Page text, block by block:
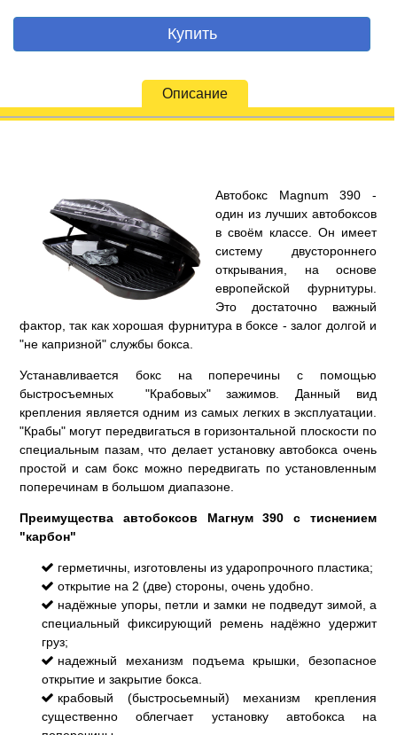
Купить
Описание
Автобокс Magnum 390 -
один из лучших автобоксов
в своём классе. Он имеет
систему двустороннего
открывания, на основе
европейской фурнитуры.
Это достаточно важный
фактор, так как хорошая фурнитура в боксе - залог долгой и
"не капризной" службы бокса.
Устанавливается бокс на поперечины с помощью
быстросъемных "Крабовых" зажимов. Данный вид
крепления является одним из самых легких в эксплуатации.
"Крабы" могут передвигаться в горизонтальной плоскости по
специальным пазам, что делает установку автобокса очень
простой и сам бокс можно передвигать по установленным
поперечинам в большом диапазоне.
Преимущества автобоксов Магнум 390 с тиснением
"карбон"
герметичны, изготовлены из ударопрочного пластика;
открытие на 2 (две) стороны, очень удобно.
надёжные упоры, петли и замки не подведут зимой, а
специальный фиксирующий ремень надёжно удержит
груз;
надежный механизм подъема крышки, безопасное
открытие и закрытие бокса.
крабовый (быстросьемный) механизм крепления
существенно облегчает установку автобокса на